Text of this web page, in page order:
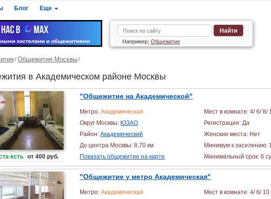
Блог Еще
Найти
Например, Общежитие
Общежития Москвы
в Академическом районе Москвы
"Общежитие на Академической"
есть от 400 руб.
Метро:Академическая
Округ Москвы: ЮЗАО
Район:Академический
До центра Москвы: 8.70 км
Показать общежитие на карте
Мест в комнате: 4/ 6/ 8/
Регистрация: Да
Женские места: Нет
Минимум к заселению:
Минимальный срок: 6
"Общежитие у метро Академическая"
Метро:Академическая
Мест в комнате: 4/ 6/ 10